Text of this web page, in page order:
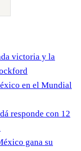
victoria y la
en el Mundial
responde con 12
gana su